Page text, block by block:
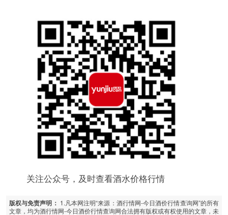
关注公众号，及时查看酒水价格行情
版权与免责声明： 1.凡本网注明“来源：酒行情网-今日酒价行情查询网”的所有
文章，均为酒行情网-今日酒价行情查询网合法拥有版权或有权使用的文章，未